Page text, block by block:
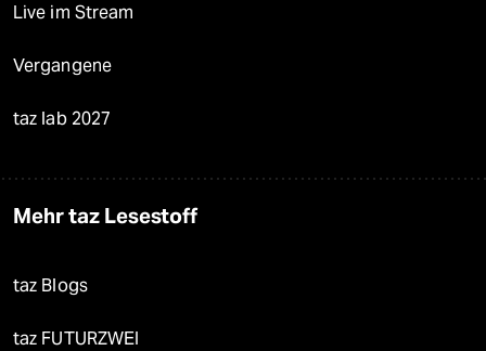
Live im Stream
Vergangene
taz lab 2027
Mehr taz Lesestoff
taz Blogs
taz FUTURZWEI